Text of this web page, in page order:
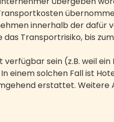
innerhalb der dafür
das Transportrisiko, bis
sein (z.B. weil ein
einem solchen Fall ist
erstattet. Weitere